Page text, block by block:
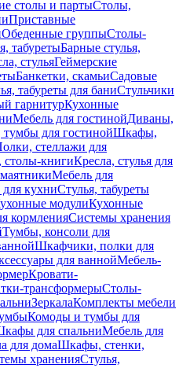
столы и партыСтолы,
Приставные
Обеденные группыСтолы-
табуретыБарные стулья,
стульяГеймерские
Банкетки, скамьиСадовые
табуреты для баниСтульчики
гарнитурКухонные
Мебель для гостинойДиваны,
для гостинойШкафы,
стеллажи для
книгиКресла, стулья для
Мебель для
для кухниСтулья, табуреты
модулиКухонные
кормленияСистемы хранения
Тумбы, консоли для
Шкафчики, полки для
для ваннойМебель-
Кровати-
трансформерыСтолы-
ЗеркалаКомплекты мебели
Комоды и тумбы для
для спальниМебель для
для домаШкафы, стенки,
храненияСтулья,